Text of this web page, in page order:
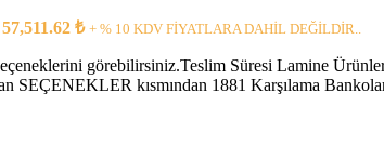
₺ + % 10 KDV FİYATLARA DAHİL DEĞİLDİR..
görebilirsiniz.Teslim Süresi Lamine
SEÇENEKLER kısmından 1881 Karşılama